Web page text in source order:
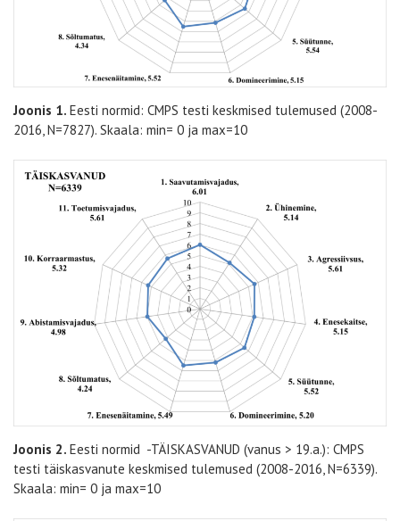
Joonis 1. Eesti normid: CMPS testi keskmised tulemused (2008-
2016, N=7827). Skaala: min= 0 ja max=10
Joonis 2. Eesti normid -TÄISKASVANUD (vanus > 19.a.): CMPS
testi täiskasvanute keskmised tulemused (2008-2016, N=6339).
Skaala: min= 0 ja max=10